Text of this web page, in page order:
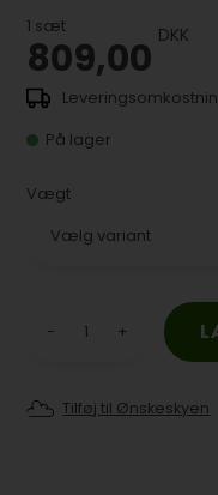
1 sæt
809,00 DKK
På lager
Vægt
- +
Tilføj til Ønskeskyen